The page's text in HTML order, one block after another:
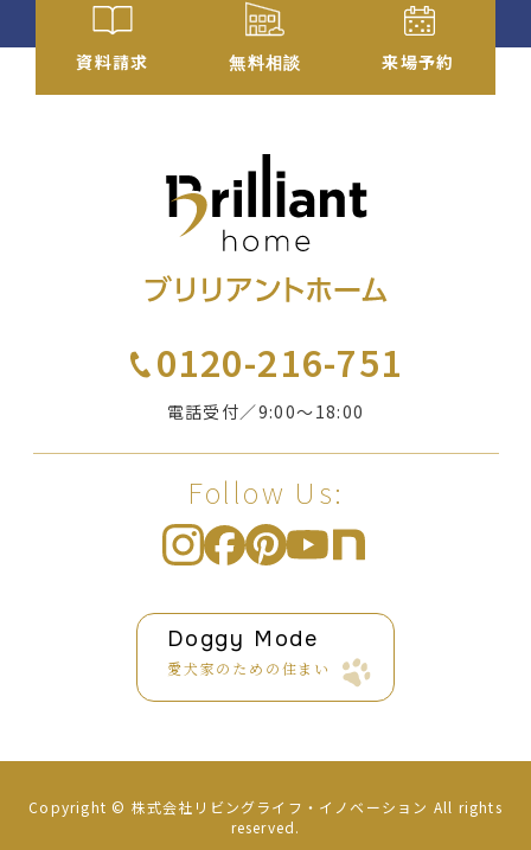
資料請求 無料相談 来場予約
0120-216-751
電話受付／9:00〜18:00
Follow Us:
Doggy Mode
愛犬家のための住まい
Copyright © 株式会社リビングライフ・イノベーション All rights
reserved.